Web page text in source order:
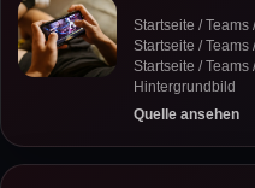
Startseite / Teams
Startseite / Teams
Startseite / Teams
Hintergrundbild
Quelle ansehen